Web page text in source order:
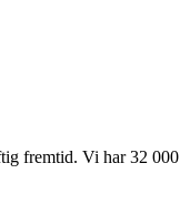
fremtid. Vi har 32